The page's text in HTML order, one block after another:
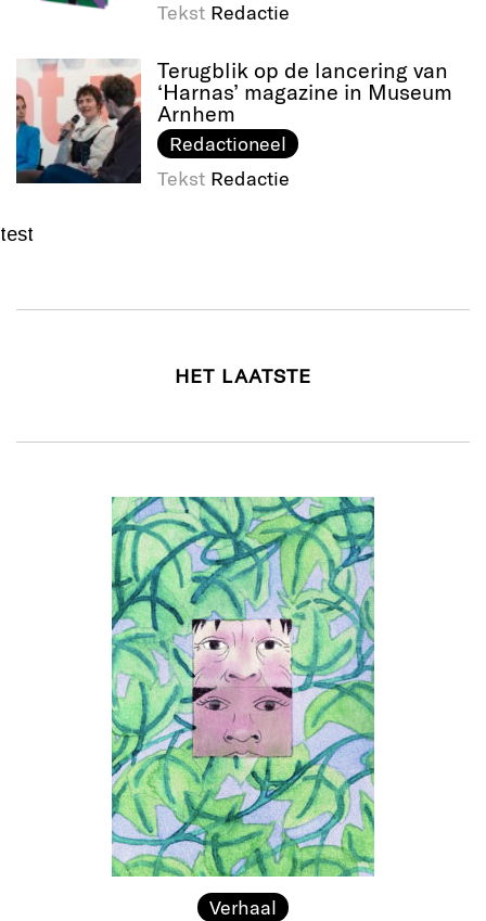
Tekst Redactie
Terugblik op de lancering van
‘Harnas’ magazine in Museum
Arnhem
Redactioneel
Tekst Redactie
test
HET LAATSTE
Verhaal